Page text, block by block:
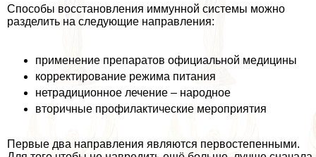
Способы восстановления иммунной системы можно
разделить на следующие направления:
применение препаратов официальной медицины
корректирование режима питания
нетрадиционное лечение – народное
вторичные профилактические мероприятия
Первые два направления являются первостепенными.